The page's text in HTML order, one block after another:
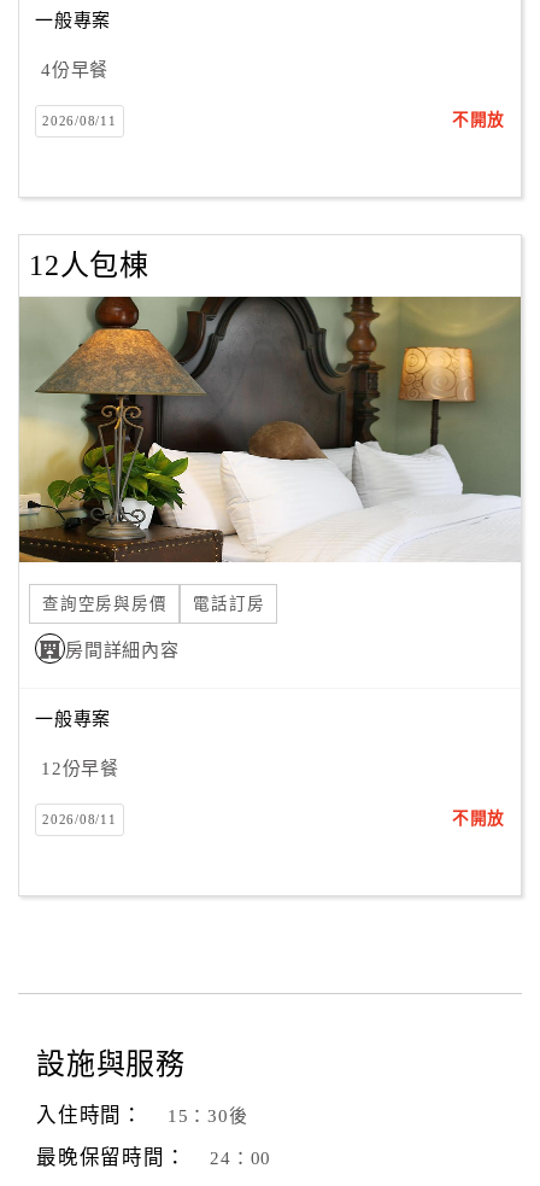
訂
房
Q&A
卡
請
收
據
合
作
提
案
店
作
作
旅
伴
劃
一般專案
4份早餐
2026/08/11 不開放
12人包棟
查詢空房與房價 電話訂房
房間詳細內容
一般專案
12份早餐
2026/08/11 不開放
設施與服務
入住時間： 15：30後
最晚保留時間： 24：00